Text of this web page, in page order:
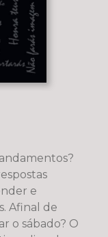
e
Afinal de
o sábado? O